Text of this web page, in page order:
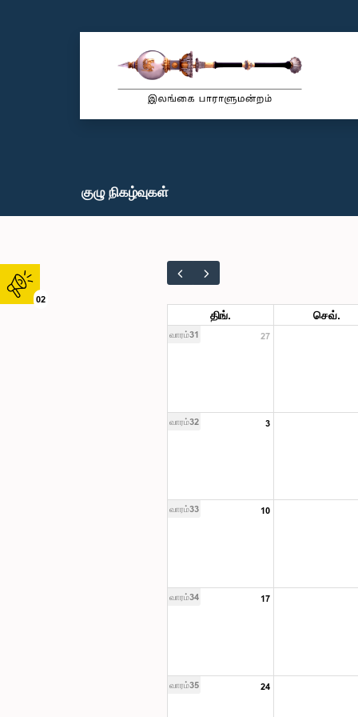
02
குழு நிகழ்வுகள்
திங். செவ்.
வாரம்31 27
வாரம்32 3
வாரம்33 10
வாரம்34 17
வாரம்35 24